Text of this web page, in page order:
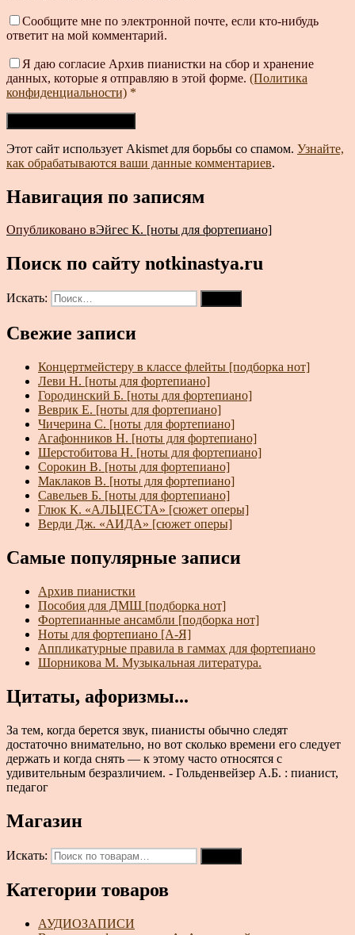
Сообщите мне по электронной почте, если кто-нибудь
ответит на мой комментарий.
Я даю согласие Архив пианистки на сбор и хранение
данных, которые я отправляю в этой форме. (Политика
конфиденциальности) *
Этот сайт использует Akismet для борьбы со спамом. Узнайте,
как обрабатываются ваши данные комментариев.
Навигация по записям
Опубликовано вЭйгес К. [ноты для фортепиано]
Поиск по сайту notkinastya.ru
Искать:
Свежие записи
Концертмейстеру в классе флейты [подборка нот]
Леви Н. [ноты для фортепиано]
Городинский Б. [ноты для фортепиано]
Веврик Е. [ноты для фортепиано]
Чичерина С. [ноты для фортепиано]
Агафонников Н. [ноты для фортепиано]
Шерстобитова Н. [ноты для фортепиано]
Сорокин В. [ноты для фортепиано]
Маклаков В. [ноты для фортепиано]
Савельев Б. [ноты для фортепиано]
Глюк К. «АЛЬЦЕСТА» [сюжет оперы]
Верди Дж. «АИДА» [сюжет оперы]
Самые популярные записи
Архив пианистки
Пособия для ДМШ [подборка нот]
Фортепианные ансамбли [подборка нот]
Ноты для фортепиано [А-Я]
Аппликатурные правила в гаммах для фортепиано
Шорникова М. Музыкальная литература.
Цитаты, афоризмы...
За тем, когда берется звук, пианисты обычно следят
достаточно внимательно, но вот сколько времени его следует
держать и когда снять — к этому часто относятся с
удивительным безразличием. - Гольденвейзер А.Б. : пианист,
педагог
Магазин
Искать:
Категории товаров
АУДИОЗАПИСИ